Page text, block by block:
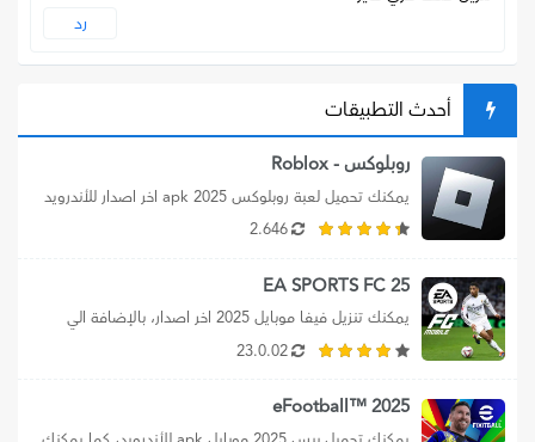
رد
أحدث التطبيقات
روبلوكس - Roblox
برابط مباشر، بالإضافة الي تنزيل...
2.646
EA SPORTS FC 25
تحميل ea sports fc 25،...
23.0.02
2025 ™eFootball